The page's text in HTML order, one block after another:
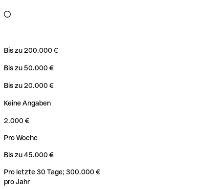
Bis zu 200.000 €
Bis zu 50.000 €
Bis zu 20.000 €
Keine Angaben
2.000 €
Pro Woche
Bis zu 45.000 €
Pro letzte 30 Tage; 300.000 €
pro Jahr